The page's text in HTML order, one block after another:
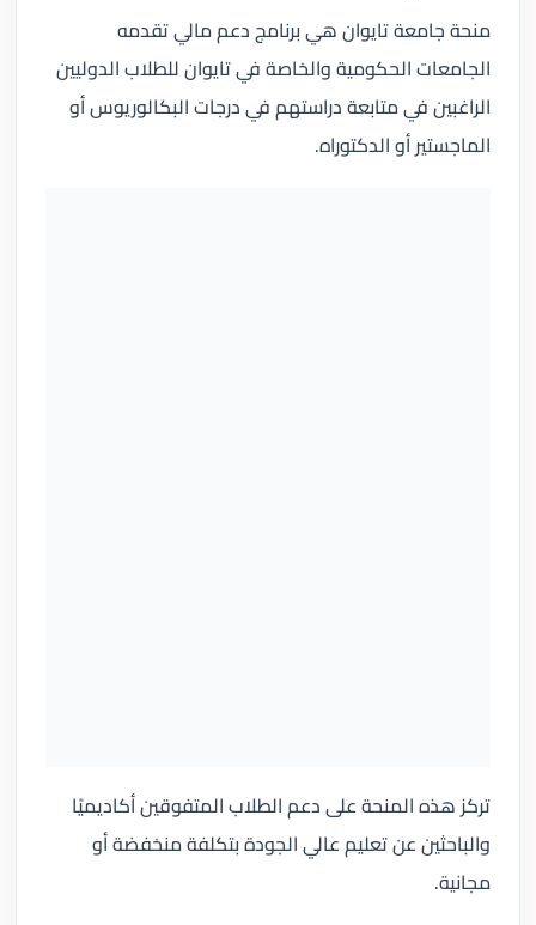
منحة جامعة تايوان هي برنامج دعم مالي تقدمه
الجامعات الحكومية والخاصة في تايوان للطلاب الدوليين
الراغبين في متابعة دراستهم في درجات البكالوريوس أو
الماجستير أو الدكتوراه.
تركز هذه المنحة على دعم الطلاب المتفوقين أكاديميًا
والباحثين عن تعليم عالي الجودة بتكلفة منخفضة أو
مجانية.